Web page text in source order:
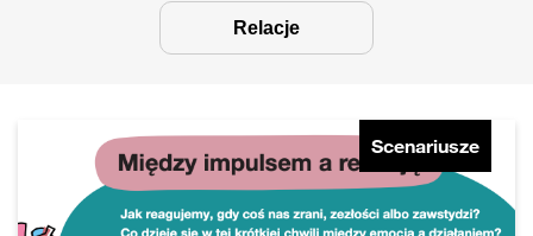
Relacje
Scenariusze